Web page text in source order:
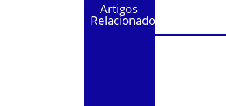
Artigos
Relacionados